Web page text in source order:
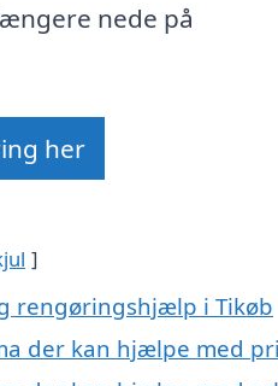
nede på
her
rengøringshjælp i Tikøb
der kan hjælpe med